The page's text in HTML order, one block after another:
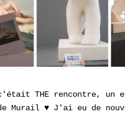
THE rencontre, un
Murail ♥ J'ai eu de